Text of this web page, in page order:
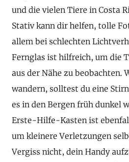
und die vielen Tiere in Costa
Stativ kann dir helfen, tolle
allem bei schlechten
Fernglas ist hilfreich, um die
aus der Nähe zu beobachten.
wandern, solltest du eine
es in den Bergen früh dunkel
Erste-Hilfe-Kasten ist
um kleinere Verletzungen
Vergiss nicht, dein Handy